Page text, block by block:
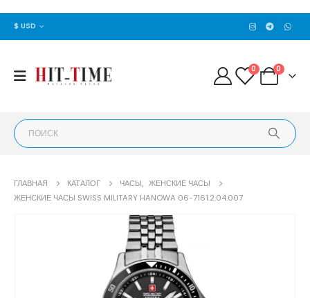
$ USD
0 0
ГЛАВНАЯ КАТАЛОГ ЧАСЫ, ЖЕНСКИЕ ЧАСЫ
ЖЕНСКИЕ ЧАСЫ SWISS MILITARY HANOWA 06-7161.2.04.007